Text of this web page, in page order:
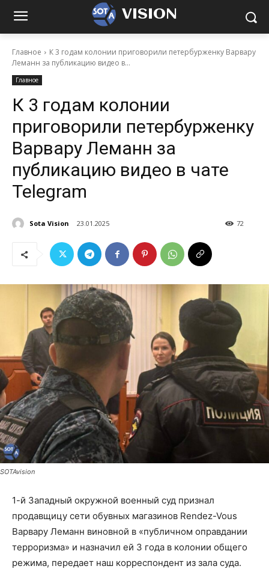
VISION
Главное
К 3 годам колонии приговорили петербурженку Варвару
Леманн за публикацию видео в...
Главное
К 3 годам колонии
приговорили петербурженку
Варвару Леманн за
публикацию видео в чате
Telegram
Sota Vision 23.01.2025 72
SOTAvision
1-й Западный окружной военный суд признал
продавщицу сети обувных магазинов Rendez-Vous
Варвару Леманн виновной в «публичном оправдании
терроризма» и назначил ей 3 года в колонии общего
режима, передает наш корреспондент из зала суда.